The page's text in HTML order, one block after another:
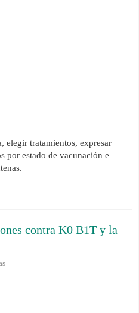
elegir tratamientos, expresar
por estado de vacunación e
contra K0 B1T y la